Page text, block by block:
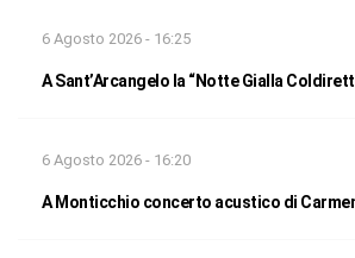
6 Agosto 2026 - 16:25
A Sant’Arcangelo la “Notte Gialla
6 Agosto 2026 - 16:20
A Monticchio concerto acustico di